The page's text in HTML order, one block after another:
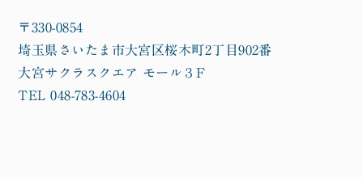
〒330-0854
埼玉県さいたま市大宮区桜木町2丁目902番
大宮サクラスクエア モール３F
TEL 048-783-4604